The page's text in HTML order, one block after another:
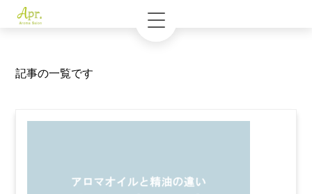
記事の一覧です